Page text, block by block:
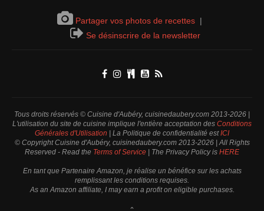
Partager vos photos de recettes |
Se désinscrire de la newsletter
Tous droits réservés © Cuisine d'Aubéry, cuisinedaubery.com 2013-2026 |
L'utilisation du site de cuisine implique l'entière acceptation des Conditions
Générales d'Utilisation | La Politique de confidentialité estICI
© Copyright Cuisine d'Aubéry, cuisinedaubery.com 2013-2026 | All Rights
Reserved - Read the Terms of Service | The Privacy Policy is HERE
En tant que Partenaire Amazon, je réalise un bénéfice sur les achats
remplissant les conditions requises.
As an Amazon affiliate, I may earn a profit on eligible purchases.